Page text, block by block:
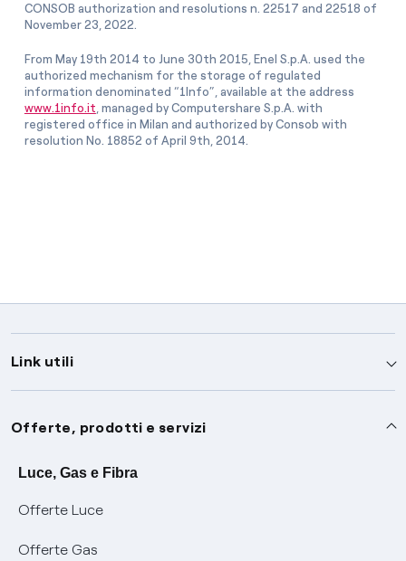
CONSOB authorization and resolutions n. 22517 and 22518 of
November 23, 2022.
From May 19th 2014 to June 30th 2015, Enel S.p.A. used the
authorized mechanism for the storage of regulated
information denominated “1Info”, available at the address
www.1info.it , managed by Computershare S.p.A. with
registered office in Milan and authorized by Consob with
resolution No. 18852 of April 9th, 2014.
Link utili
Assistenza
Avvisi
SOS luce e gas
Conciliazioni e risoluzione delle controversie
Servizi
Offerte, prodotti e servizi
Luce, Gas e Fibra
Offerte Luce
Offerte Gas